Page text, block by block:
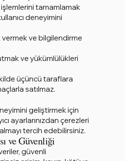
tamamlamak
deneyimini
vermek ve bilgilendirme
ve yükümlülükleri
üçüncü taraflara
satılmaz.
geliştirmek için
ayarlarınızdan çerezleri
tercih edebilirsiniz.
ve Güvenliği
güvenli